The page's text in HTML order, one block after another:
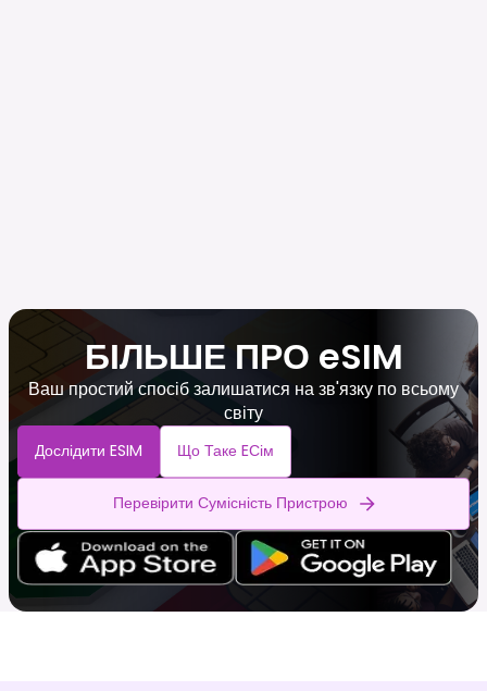
БІЛЬШЕ ПРО eSIM
Ваш простий спосіб залишатися на зв'язку по всьому
світу
Дослідити ESIM Що Таке EСім
Перевірити Сумісність Пристрою